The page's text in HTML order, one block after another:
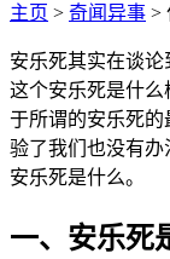
主页 > 奇闻异事 >
安乐死其实在谈
这个安乐死是什
于所谓的安乐死
验了我们也没有办
安乐死是什么。
一、安乐死